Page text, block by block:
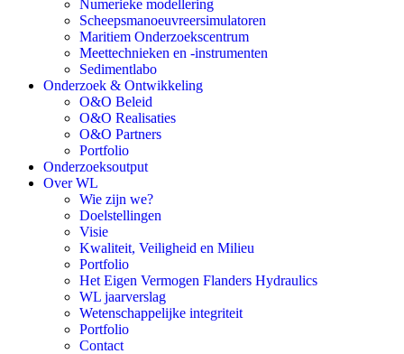
Numerieke modellering
Scheepsmanoeuvreersimulatoren
Maritiem Onderzoekscentrum
Meettechnieken en -instrumenten
Sedimentlabo
Onderzoek & Ontwikkeling
O&O Beleid
O&O Realisaties
O&O Partners
Portfolio
Onderzoeksoutput
Over WL
Wie zijn we?
Doelstellingen
Visie
Kwaliteit, Veiligheid en Milieu
Portfolio
Het Eigen Vermogen Flanders Hydraulics
WL jaarverslag
Wetenschappelijke integriteit
Portfolio
Contact